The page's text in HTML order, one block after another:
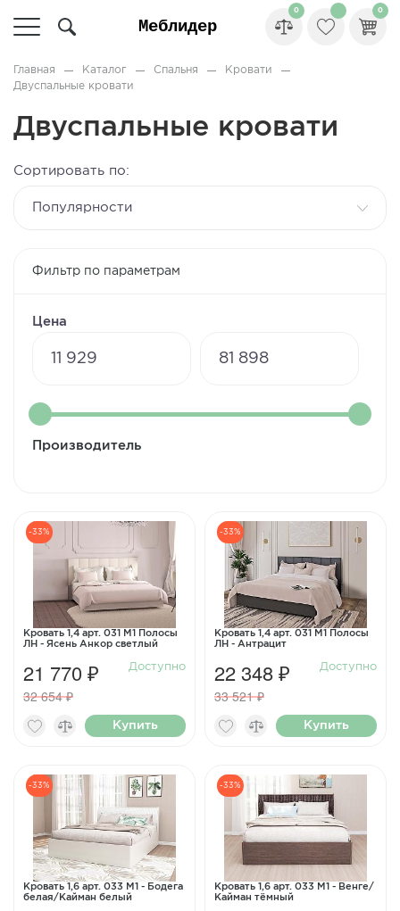
0 0
Главная Каталог Спальня
Кровати
Двуспальные кровати
Двуспальные кровати
Сортировать по:
популярности
Фильтр по параметрам
Цена
Производитель
-33%
Кровать 1,4 арт. 031 М1 Полосы
ЛН - Ясень Анкор светлый
21 770 ₽
32 654 ₽
Доступно
Купить
-33%
Кровать 1,4 арт. 031 М1 Полосы
ЛН - Антрацит
22 348 ₽
33 521 ₽
Доступно
Купить
-33%
Кровать 1,6 арт. 033 М1 - Бодега
белая/Кайман белый
-33%
Кровать 1,6 арт. 033 М1 - Венге/
Кайман тёмный